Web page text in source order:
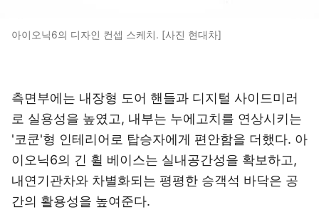
아이오닉6의 디자인 컨셉 스케치. [사진 현대차]
측면부에는 내장형 도어 핸들과 디지털 사이드미러
로 실용성을 높였고, 내부는 누에고치를 연상시키는
'코쿤'형 인테리어로 탑승자에게 편안함을 더했다. 아
이오닉6의 긴 휠 베이스는 실내공간성을 확보하고,
내연기관차와 차별화되는 평평한 승객석 바닥은 공
간의 활용성을 높여준다.